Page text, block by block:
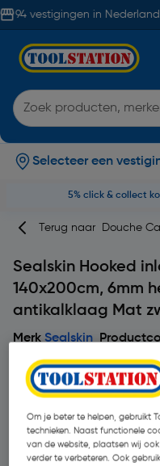
94 vestigingen in Nederland
Selecteer een
5% click & collect
Terug naar Douche
Sealskin Hooked
140x200cm, 6mm
antikalklaag Mat
Merk Sealskin
Om je beter te helpen, gebruikt
technieken. Naast functionele
van de website, plaatsen wij
verder te verbeteren. Ook